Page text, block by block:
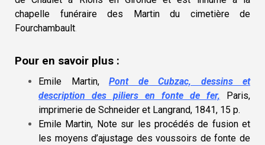
chapelle funéraire des Martin du cimetière de
Fourchambault.
Pour en savoir plus :
Emile Martin,
Pont de Cubzac, dessins et
description des piliers en fonte de fer, Paris,
imprimerie de Schneider et Langrand, 1841, 15 p.
Emile Martin, Note sur les procédés de fusion et
les moyens d’ajustage des voussoirs de fonte de